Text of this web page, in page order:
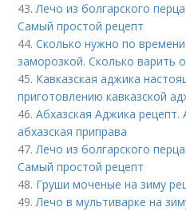
43.Лечо из болгарского
Самый простой рецепт
44.Сколько нужно по
заморозкой. Сколько варить
45. Кавказская аджика
приготовлению кавказской
46.Абхазская Аджика рецепт.
абхазская приправа
47.Лечо из болгарского
Самый простой рецепт
48. Груши моченые на зиму
49.Лечо в мультиварке на